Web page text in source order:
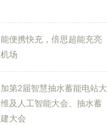
便携快充，倍思超能充亮
场
第2届智慧抽水蓄能电站大
及人工智能大会、抽水蓄
大会